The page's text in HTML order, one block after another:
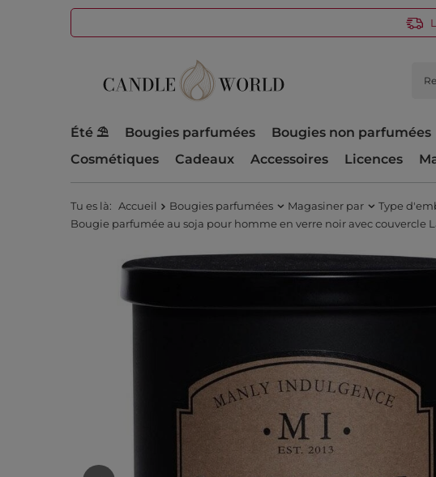
Été ⛱️ Bougies parfumées Bougies non parfumées
Cosmétiques
Cadeaux Accessoires Licences
Tu es là: Accueil Bougies parfumées Magasiner par Type
Bougie parfumée au soja pour homme en verre noir avec couvercle